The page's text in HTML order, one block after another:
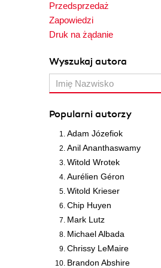
IT Governance Publishing
Instytut Badań Literackich
Instytut Elektrotechniki
Kar-Group
Literat
MALWAREHUNTER
MT Biznes
Magazyn Programista
Marginesy
Medical Education
Mercury Learning
Muchomor
Mutliconsult
My Book
Exclusive
Expert Insight
Godzina dziennie
Head First - Rusz głową!
How-to
Intensywny trening
Kanon informatyki
Kompendium programisty
Kreatywna fotografia
Krok po kroku
Księga eksperta
Kurs
Learn
Learning
Leksykon kieszonkowy
Mastering
Przedsprzedaż
Zapowiedzi
Druk na żądanie
Wyszukaj autora
Popularni autorzy
Adam Józefiok
Anil Ananthaswamy
Witold Wrotek
Aurélien Géron
Witold Krieser
Chip Huyen
Mark Lutz
Michael Albada
Chrissy LeMaire
Brandon Abshire